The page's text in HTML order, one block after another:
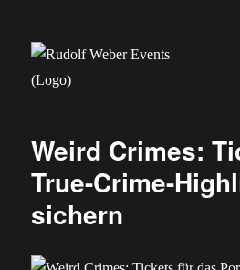
Weird Crimes:
True-Crime-
sichern